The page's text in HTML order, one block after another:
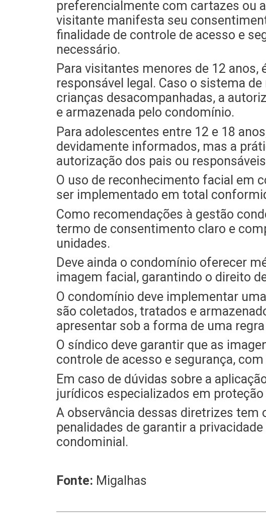
preferencialmente com cartazes ou
visitante manifesta seu
finalidade de controle de acesso e
necessário.
Para visitantes menores de 12
responsável legal. Caso o sistema
crianças desacompanhadas, a
e armazenada pelo condomínio.
Para adolescentes entre 12 e 18
devidamente informados, mas a
autorização dos pais ou
O uso de reconhecimento facial em
ser implementado em total
Como recomendações à gestão
termo de consentimento claro e
unidades.
Deve ainda o condomínio oferecer
imagem facial, garantindo o direito
O condomínio deve implementar
são coletados, tratados e
apresentar sob a forma de uma
O síndico deve garantir que as
controle de acesso e segurança,
Em caso de dúvidas sobre a
jurídicos especializados em proteção
A observância dessas diretrizes tem
penalidades de garantir a
condominial.
Fonte: Migalhas